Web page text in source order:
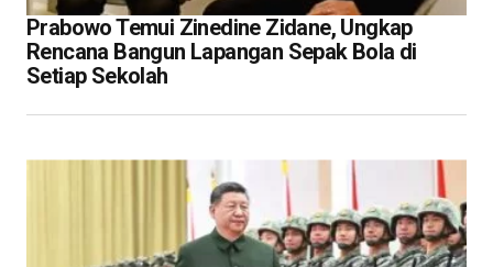
Prabowo Temui Zinedine Zidane, Ungkap
Rencana Bangun Lapangan Sepak Bola di
Setiap Sekolah